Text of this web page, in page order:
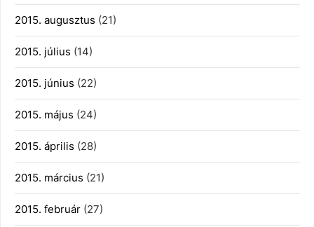
2015. augusztus (21)
2015. július (14)
2015. június (22)
2015. május (24)
2015. április (28)
2015. március (21)
2015. február (27)